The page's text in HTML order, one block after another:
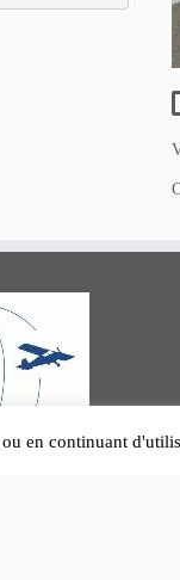
en continuant